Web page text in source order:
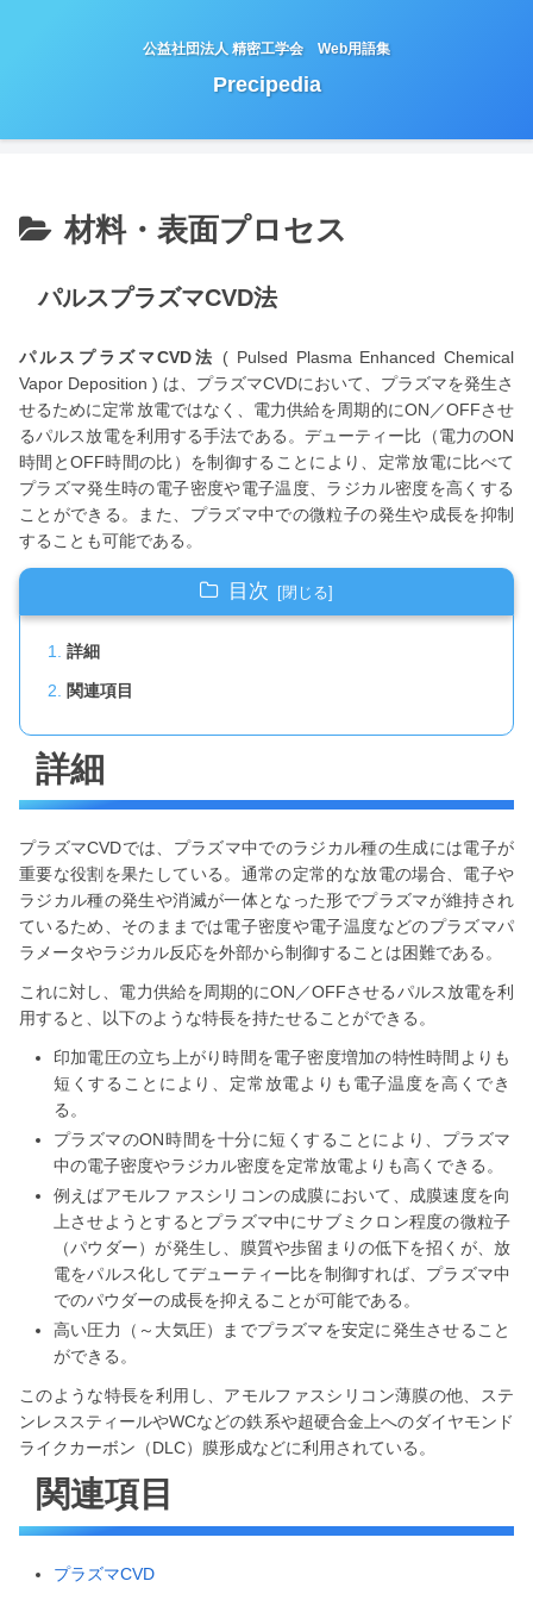
公益社団法人 精密工学会 Web用語集
Precipedia
材料・表面プロセス
パルスプラズマCVD法
パルスプラズマCVD法
( Pulsed Plasma Enhanced Chemical
Vapor Deposition ) は、プラズマCVDにおいて、プラズマを発生さ
せるために定常放電ではなく、電力供給を周期的にON／OFFさせ
るパルス放電を利用する手法である。デューティー比（電力のON
時間とOFF時間の比）を制御することにより、定常放電に比べて
プラズマ発生時の電子密度や電子温度、ラジカル密度を高くする
ことができる。また、プラズマ中での微粒子の発生や成長を抑制
することも可能である。
目次
詳細
関連項目
詳細
プラズマCVDでは、プラズマ中でのラジカル種の生成には電子が
重要な役割を果たしている。通常の定常的な放電の場合、電子や
ラジカル種の発生や消滅が一体となった形でプラズマが維持され
ているため、そのままでは電子密度や電子温度などのプラズマパ
ラメータやラジカル反応を外部から制御することは困難である。
これに対し、電力供給を周期的にON／OFFさせるパルス放電を利
用すると、以下のような特長を持たせることができる。
印加電圧の立ち上がり時間を電子密度増加の特性時間よりも
短くすることにより、定常放電よりも電子温度を高くでき
る。
プラズマのON時間を十分に短くすることにより、プラズマ
中の電子密度やラジカル密度を定常放電よりも高くできる。
例えばアモルファスシリコンの成膜において、成膜速度を向
上させようとするとプラズマ中にサブミクロン程度の微粒子
（パウダー）が発生し、膜質や歩留まりの低下を招くが、放
電をパルス化してデューティー比を制御すれば、プラズマ中
でのパウダーの成長を抑えることが可能である。
高い圧力（～大気圧）までプラズマを安定に発生させること
ができる。
このような特長を利用し、アモルファスシリコン薄膜の他、ステ
ンレススティールやWCなどの鉄系や超硬合金上へのダイヤモンド
ライクカーボン（DLC）膜形成などに利用されている。
関連項目
プラズマCVD